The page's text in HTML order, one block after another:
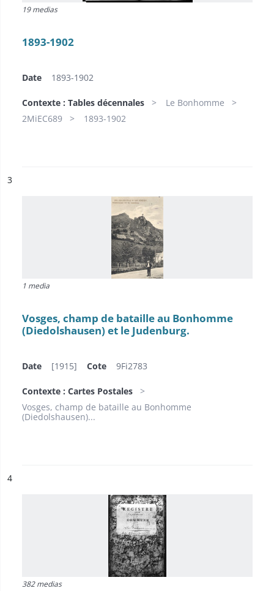
19 medias
1893-1902
Date 1893-1902
Contexte : Tables décennales
Le Bonhomme
2MiEC689
1893-1902
n°
3
1 media
Vosges, champ de bataille au Bonhomme
(Diedolshausen) et le Judenburg.
Date [1915] Cote 9Fi2783
Contexte : Cartes Postales
Vosges, champ de bataille au Bonhomme
(Diedolshausen)...
n°
4
382 medias